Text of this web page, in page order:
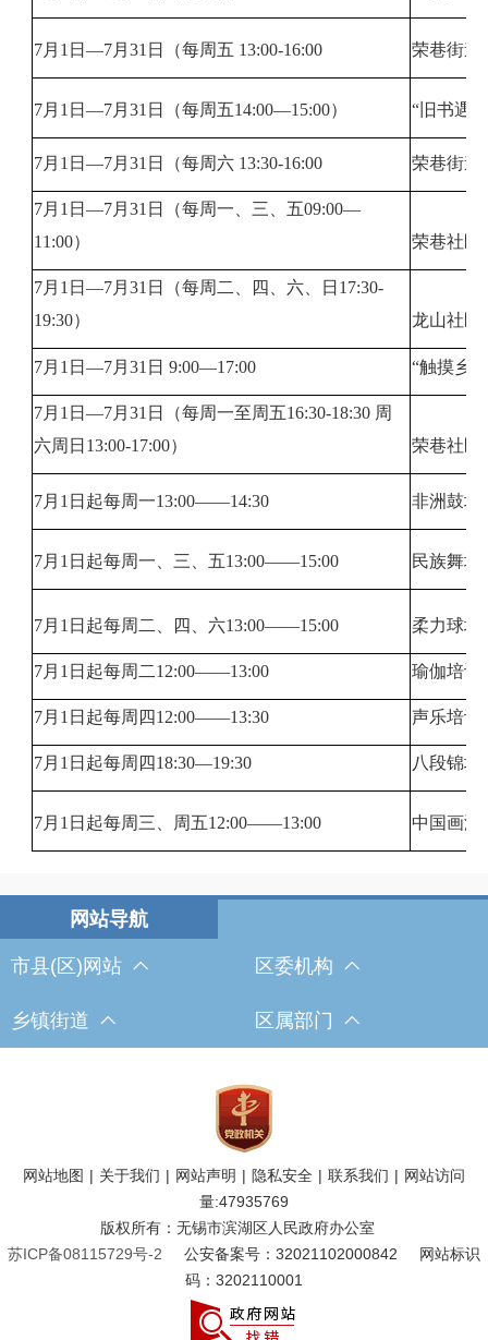
7月1日—7月31日（每周五 13:00-16:00 荣巷街道
7月1日—7月31日（每周五14:00—15:00） “旧书遇
7月1日—7月31日（每周六 13:30-16:00 荣巷街道
7月1日—7月31日（每周一、三、五09:00—
11:00）
荣巷社
7月1日—7月31日（每周二、四、六、日17:30-
19:30）
龙山社区
7月1日—7月31日 9:00—17:00 “触摸乡
7月1日—7月31日（每周一至周五16:30-18:30 周
六周日13:00-17:00）
荣巷社
7月1日起每周一13:00——14:30 非洲鼓培
7月1日起每周一、三、五13:00——15:00 民族舞培
7月1日起每周二、四、六13:00——15:00 柔力球培
7月1日起每周二12:00——13:00 瑜伽培训
7月1日起每周四12:00——13:30 声乐培训
7月1日起每周四18:30—19:30 八段锦培
7月1日起每周三、周五12:00——13:00 中国画没
市县(区)网站 区委机构
乡镇街道 区属部门
网站地图 | 关于我们 | 网站声明 | 隐私安全 | 联系我们 | 网站访问
量:47935769
版权所有：无锡市滨湖区人民政府办公室
苏ICP备08115729号-2
公安备案号：32021102000842
网站标识
码：3202110001